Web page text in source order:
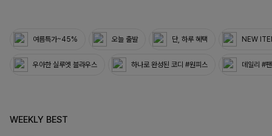
여름특가~45% 오늘 출발 단, 하루 혜택 NEW
우아한 실루엣 블라우스 하나로 완성된 코디 #원피스 데일리 #
WEEKLY BEST